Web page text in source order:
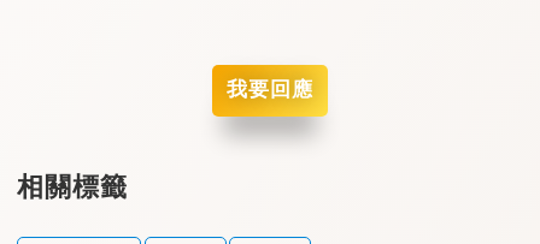
我要回應
相關標籤